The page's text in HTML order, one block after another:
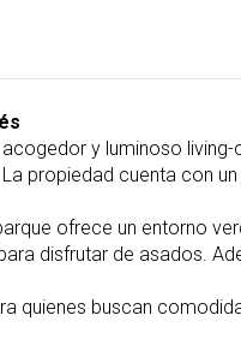
acogedor y luminoso
propiedad cuenta con
ofrece un entorno
disfrutar de asados.
quienes buscan